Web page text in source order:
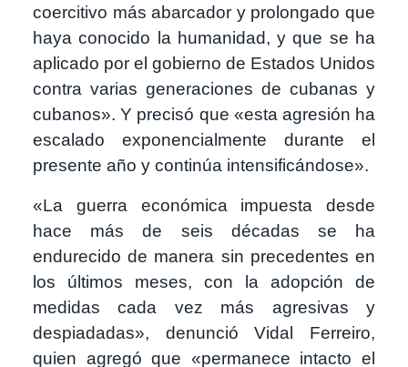
coercitivo más abarcador y prolongado que
haya conocido la humanidad, y que se ha
aplicado por el gobierno de Estados Unidos
contra varias generaciones de cubanas y
cubanos». Y precisó que «esta agresión ha
escalado exponencialmente durante el
presente año y continúa intensificándose».
«La guerra económica impuesta desde
hace más de seis décadas se ha
endurecido de manera sin precedentes en
los últimos meses, con la adopción de
medidas cada vez más agresivas y
despiadadas», denunció Vidal Ferreiro,
quien agregó que «permanece intacto el